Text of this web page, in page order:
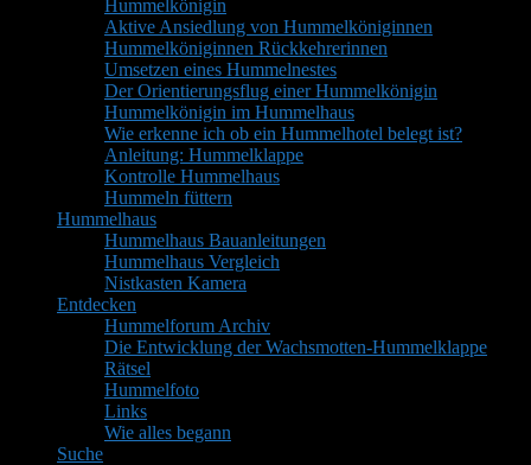
Hummelkönigin
Aktive Ansiedlung von Hummelköniginnen
Hummelköniginnen Rückkehrerinnen
Umsetzen eines Hummelnestes
Der Orientierungsflug einer Hummelkönigin
Hummelkönigin im Hummelhaus
Wie erkenne ich ob ein Hummelhotel belegt ist?
Anleitung: Hummelklappe
Kontrolle Hummelhaus
Hummeln füttern
Hummelhaus
Hummelhaus Bauanleitungen
Hummelhaus Vergleich
Nistkasten Kamera
Entdecken
Hummelforum Archiv
Die Entwicklung der Wachsmotten-Hummelklappe
Rätsel
Hummelfoto
Links
Wie alles begann
Suche